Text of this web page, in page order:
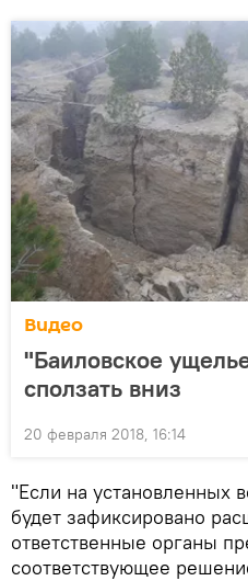
Видео
"Баиловское
сползать вниз
20 февраля 2018, 16:14
"Если на установленных
будет зафиксировано
ответственные органы
соответствующее